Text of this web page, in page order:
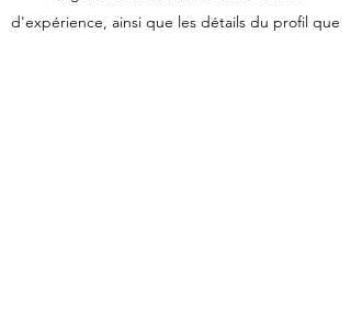
d'expérience, ainsi que les détails du profil que